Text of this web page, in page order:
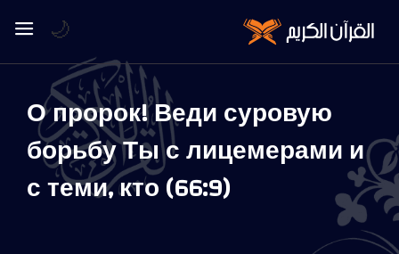
О пророк! Веди суровую
борьбу Ты с лицемерами и
с теми, кто (66:9)
🌙